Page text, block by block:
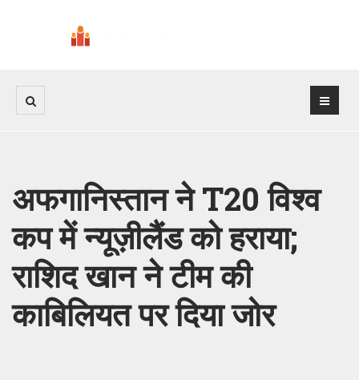
अफगानिस्तान ने T20 विश्व
कप में न्यूज़ीलैंड को हराया;
राशिद खान ने टीम की
काबिलियत पर दिया जोर